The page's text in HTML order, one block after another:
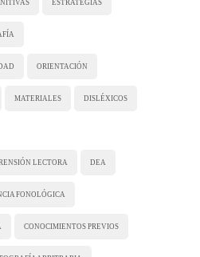
ESTRATEGIAS
ORIENTACIÓN
MATERIALES DISLÉXICOS
LECTORA DEA
FONOLÓGICA
CONOCIMIENTOS PREVIOS